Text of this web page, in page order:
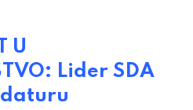
U
Lider SDA